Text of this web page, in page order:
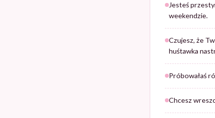
Jesteś
weekendzie.
Czujesz, że
huśtawka
Próbowałaś
Chcesz